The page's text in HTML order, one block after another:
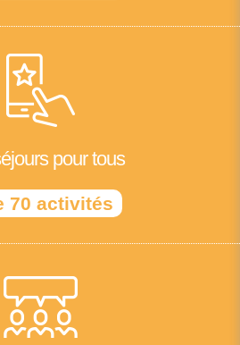
pour tous
70 activités